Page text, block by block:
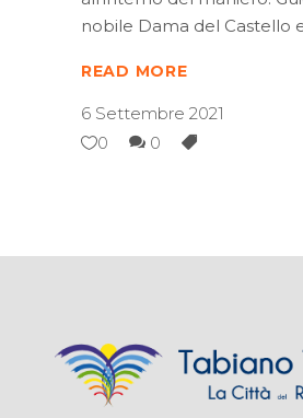
nobile Dama del Castello
READ MORE
6 Settembre 2021
0
0